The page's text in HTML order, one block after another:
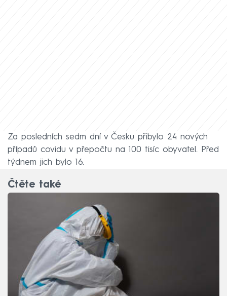
Za posledních sedm dní v Česku přibylo 24 nových
případů covidu v přepočtu na 100 tisíc obyvatel. Před
týdnem jich bylo 16.
Čtěte také